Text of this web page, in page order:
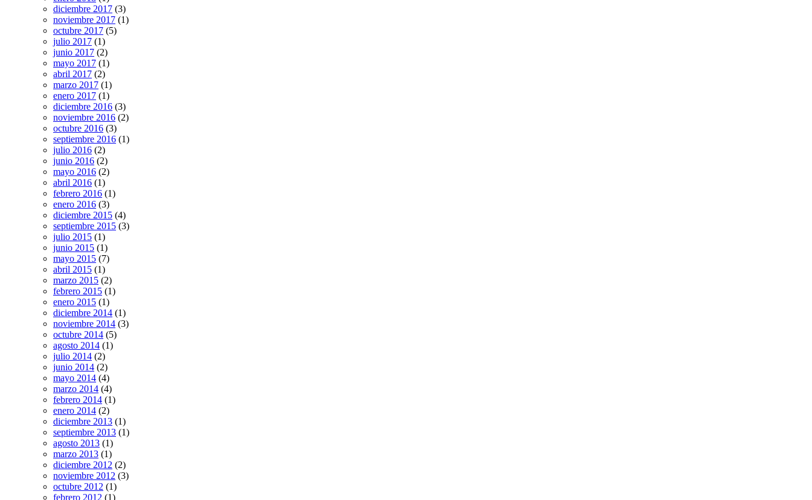
diciembre 2017 (3)
noviembre 2017 (1)
octubre 2017 (5)
julio 2017 (1)
junio 2017 (2)
mayo 2017 (1)
abril 2017 (2)
marzo 2017 (1)
enero 2017 (1)
diciembre 2016 (3)
noviembre 2016 (2)
octubre 2016 (3)
septiembre 2016 (1)
julio 2016 (2)
junio 2016 (2)
mayo 2016 (2)
abril 2016 (1)
febrero 2016 (1)
enero 2016 (3)
diciembre 2015 (4)
septiembre 2015 (3)
julio 2015 (1)
junio 2015 (1)
mayo 2015 (7)
abril 2015 (1)
marzo 2015 (2)
febrero 2015 (1)
enero 2015 (1)
diciembre 2014 (1)
noviembre 2014 (3)
octubre 2014 (5)
agosto 2014 (1)
julio 2014 (2)
junio 2014 (2)
mayo 2014 (4)
marzo 2014 (4)
febrero 2014 (1)
enero 2014 (2)
diciembre 2013 (1)
septiembre 2013 (1)
agosto 2013 (1)
marzo 2013 (1)
diciembre 2012 (2)
noviembre 2012 (3)
octubre 2012 (1)
febrero 2012 (1)